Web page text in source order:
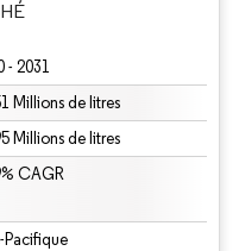
- 2031
Millions de litres
Millions de litres
CAGR
Pacifique